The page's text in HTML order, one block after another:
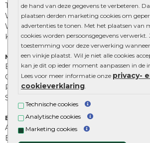
de hand van deze gegevens te verbeteren.
plaatsen derden marketing cookies om
advertenties te tonen. Met het plaatsen van
cookies worden persoonsgegevens verwerkt.
toestemming voor deze verwerking
een vinkje plaatst. Wil je niet alle cookies
kan je dit op ieder moment aanpassen in de
Lees voor meer informatie onze privacy-
cookieverklaring
Technische cookies
Analytische cookies
Marketing cookies
Tuinstenen
Waalformaat
Wildverband bestrating
Kingstones
Muurelementen
Betonbielzen
Opsluitbanden
Palissades
Stapelblokken
Extra benodigdheden
Afwatering en diversen
Beplantings en betonelementen